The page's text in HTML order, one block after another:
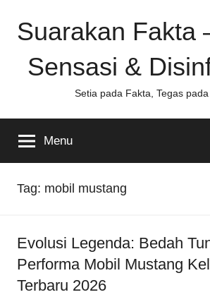
Suarakan Fakta
Sensasi &
Setia pada Fakta, Tegas
Menu
Tag: mobil mustang
Evolusi Legenda: Bedah
Performa Mobil Mustang
Terbaru 2026